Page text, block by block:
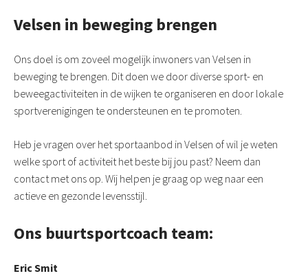
Velsen in beweging brengen
Ons doel is om zoveel mogelijk inwoners van Velsen in
beweging te brengen. Dit doen we door diverse sport- en
beweegactiviteiten in de wijken te organiseren en door lokale
sportverenigingen te ondersteunen en te promoten.
Heb je vragen over het sportaanbod in Velsen of wil je weten
welke sport of activiteit het beste bij jou past? Neem dan
contact met ons op. Wij helpen je graag op weg naar een
actieve en gezonde levensstijl.
Ons buurtsportcoach team:
Eric Smit